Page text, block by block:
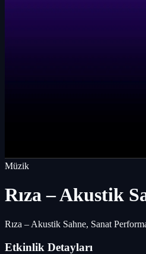
Müzik
Rıza – Akustik
Rıza – Akustik Sahne, Sanat
Etkinlik Detayları